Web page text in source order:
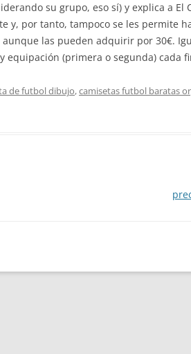
su grupo, eso sí) y explica a
por tanto, tampoco se les permite
las pueden adquirir por 30€.
(primera o segunda) cada
de futbol dibujo,camisetas futbol baratas